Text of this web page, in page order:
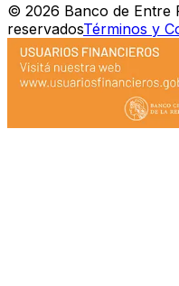
© 2026 Banco de Entre
reservadosTérminos y